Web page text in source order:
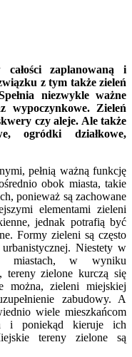
zaplanowaną i
z tym także zieleń
niezwykle ważne
wypoczynkowe. Zieleń
czy aleje. Ale także
ogródki działkowe,
pełnią ważną funkcję
obok miasta, takie
ponieważ są zachowane
elementami zieleni
jednak potrafią być
Formy zieleni są często
Niestety w
miastach, w wyniku
tereny zielone kurczą się
można, zieleni miejskiej
zabudowy. A
wiele mieszkańcom
i poniekąd kieruje ich
tereny zielone są